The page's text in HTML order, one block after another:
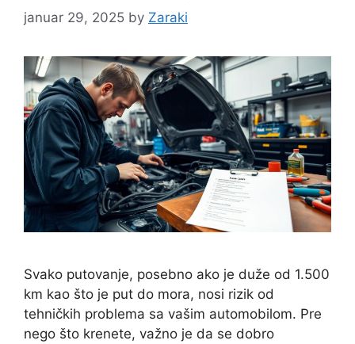
januar 29, 2025 by Zaraki
Svako putovanje, posebno ako je duže od 1.500
km kao što je put do mora, nosi rizik od
tehničkih problema sa vašim automobilom. Pre
nego što krenete, važno je da se dobro